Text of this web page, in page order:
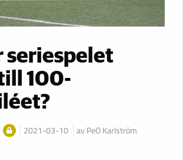
seriespelet
100-
2021-03-10 av PeO Karlström